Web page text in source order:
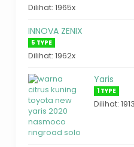
Dilihat: 1965x
INNOVA ZENIX
5 TYPE
Dilihat: 1962x
Yaris
1 TYPE
Dilihat: